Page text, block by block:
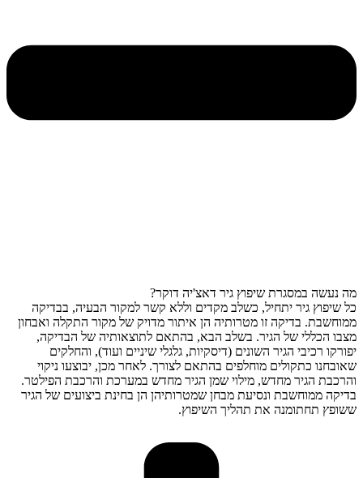
מה נעשה במסגרת שיפוץ גיר דאצ'יה דוקר?
כל שיפוץ גיר יתחיל, כשלב מקדים וללא קשר למקור הבעיה, בבדיקה
ממוחשבת. בדיקה זו מטרותיה הן איתור מדויק של מקור התקלה ואבחון
מצבו הכללי של הגיר. בשלב הבא, בהתאם לתוצאותיה של הבדיקה,
יפורקו רכיבי הגיר השונים (דיסקיות, גלגלי שיניים ועוד), והחלקים
שאובחנו כתקולים מוחלפים בהתאם לצורך. לאחר מכן, יבוצעו ניקוי
והרכבת הגיר מחדש, מילוי שמן הגיר מחדש במערכת והרכבת הפילטר.
בדיקה ממוחשבת ונסיעת מבחן שמטרותיהן הן בחינת ביצועים של הגיר
ששופץ תחתומנה את תהליך השיפוץ.